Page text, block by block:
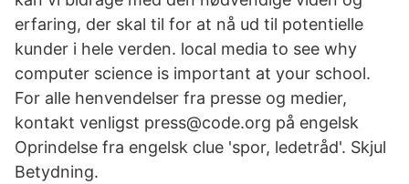
erfaring, der skal til for at nå ud til potentielle
kunder i hele verden. local media to see why
computer science is important at your school.
For alle henvendelser fra presse og medier,
kontakt venligst press@code.org på engelsk
Oprindelse fra engelsk clue 'spor, ledetråd'. Skjul
Betydning.